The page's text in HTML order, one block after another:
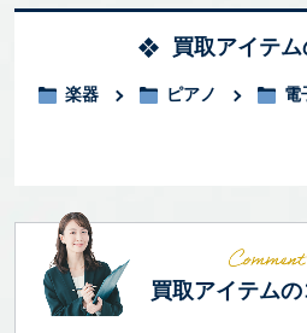
買取アイテ
楽器 ピアノ 電
買取アイテムの